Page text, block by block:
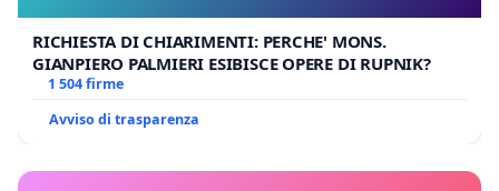
RICHIESTA DI CHIARIMENTI: PERCHE' MONS.
GIANPIERO PALMIERI ESIBISCE OPERE DI RUPNIK?
1 504 firme
Avviso di trasparenza